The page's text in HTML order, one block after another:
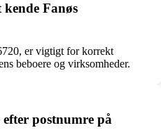
Fanøs
er vigtigt for korrekt
beboere og virksomheder.
postnumre på